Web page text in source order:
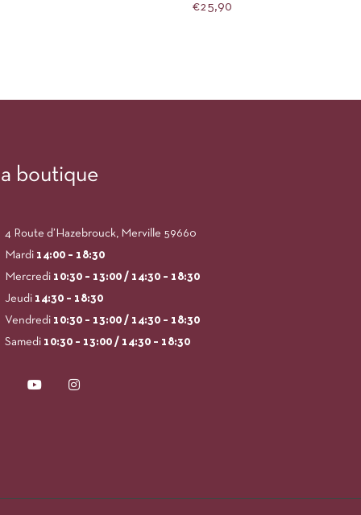
€25,90
boutique
4 Route d’Hazebrouck, Merville 59660
Mardi 14:00– 18:30
Mercredi 10:30 – 13:00 / 14:30 – 18:30
Jeudi 14:30 – 18:30
Vendredi10:30 – 13:00 / 14:30 – 18:30
Samedi 10:30 – 13:00 / 14:30 – 18:30